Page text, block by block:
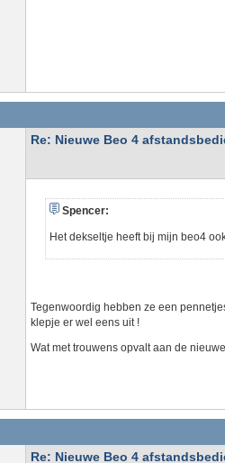
Re: Nieuwe Beo 4
Spencer:
Het dekseltje heeft bij mijn beo4
Tegenwoordig hebben ze een
klepje er wel eens uit !
Wat met trouwens opvalt aan de
Re: Nieuwe Beo 4